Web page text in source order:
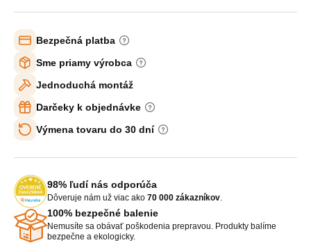
Bezpečná platba
Sme priamy výrobca
Jednoduchá montáž
Darčeky k objednávke
Výmena tovaru do 30 dní
98% ľudí nás odporúča
Dôveruje nám už viac ako 70 000 zákazníkov.
100% bezpečné balenie
Nemusíte sa obávať poškodenia prepravou. Produkty balíme
bezpečne a ekologicky.